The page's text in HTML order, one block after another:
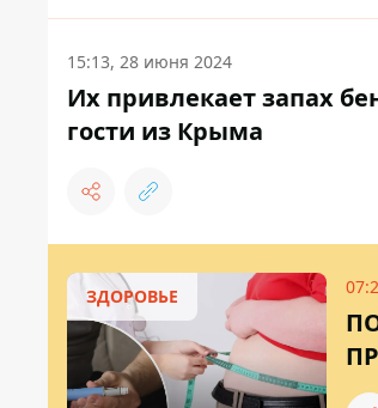
15:13, 28 июня 2024
Их привлекает запах
гости из Крыма
ЗДОРОВЬЕ